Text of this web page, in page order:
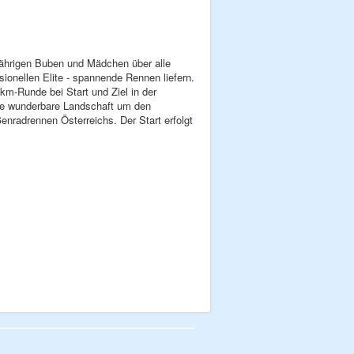
Buben und Mädchen über alle
Elite - spannende Rennen liefern.
Runde bei Start und Ziel in der
wunderbare Landschaft um den
Österreichs. Der Start erfolgt